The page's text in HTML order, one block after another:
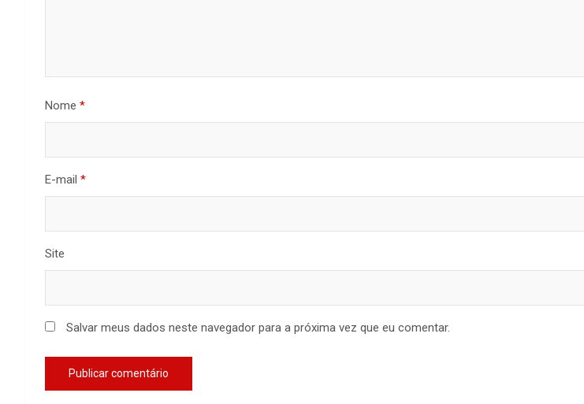
Nome *
E-mail *
Site
Salvar meus dados neste navegador para a próxima vez que eu comentar.